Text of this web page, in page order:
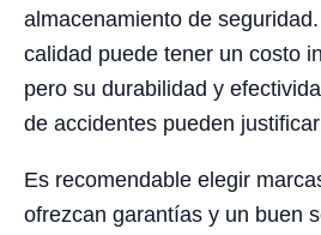
almacenamiento de
calidad puede tener un costo
pero su durabilidad y
de accidentes pueden
Es recomendable elegir
ofrezcan garantías y un buen